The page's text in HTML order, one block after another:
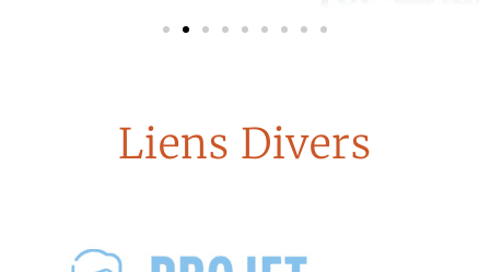
Liens Divers